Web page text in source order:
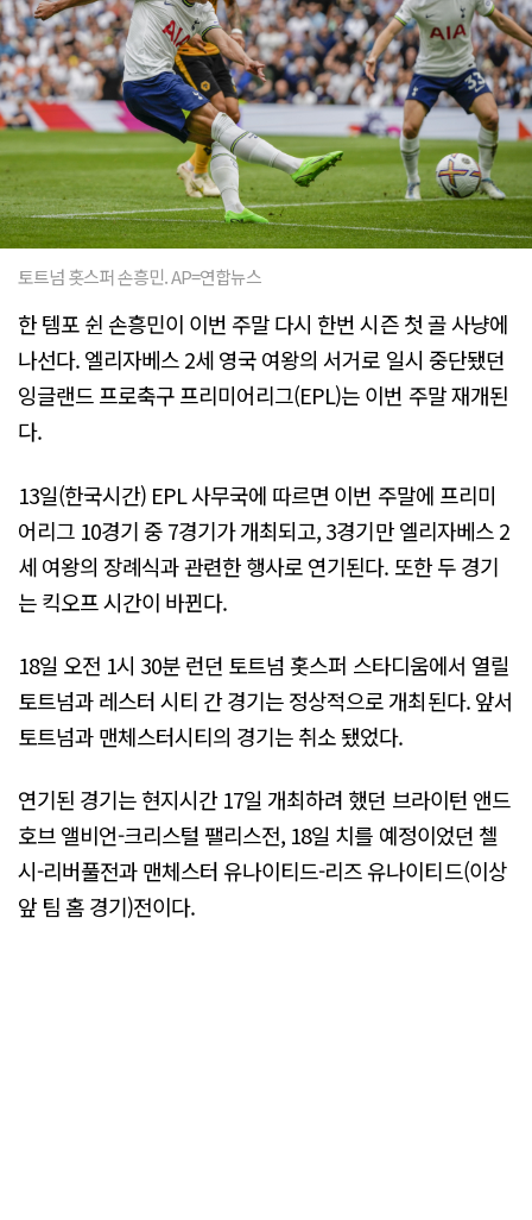
토트넘 홋스퍼 손흥민. AP=연합뉴스
한 템포 쉰 손흥민이 이번 주말 다시 한번 시즌 첫 골 사냥에
나선다. 엘리자베스 2세 영국 여왕의 서거로 일시 중단됐던
잉글랜드 프로축구 프리미어리그(EPL)는 이번 주말 재개된
다.
13일(한국시간) EPL 사무국에 따르면 이번 주말에 프리미
어리그 10경기 중 7경기가 개최되고, 3경기만 엘리자베스 2
세 여왕의 장례식과 관련한 행사로 연기된다. 또한 두 경기
는 킥오프 시간이 바뀐다.
18일 오전 1시 30분 런던 토트넘 홋스퍼 스타디움에서 열릴
토트넘과 레스터 시티 간 경기는 정상적으로 개최된다. 앞서
토트넘과 맨체스터시티의 경기는 취소 됐었다.
연기된 경기는 현지시간 17일 개최하려 했던 브라이턴 앤드
호브 앨비언-크리스털 팰리스전, 18일 치를 예정이었던 첼
시-리버풀전과 맨체스터 유나이티드-리즈 유나이티드(이상
앞 팀 홈 경기)전이다.